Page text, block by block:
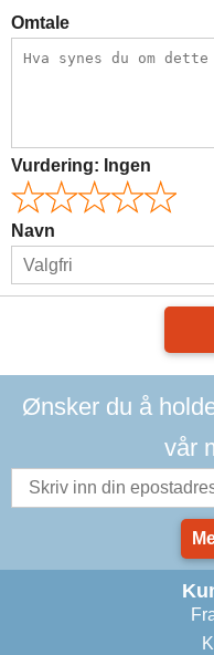
Omtale
Vurdering: Ingen
Navn
Ønsker du å
vår